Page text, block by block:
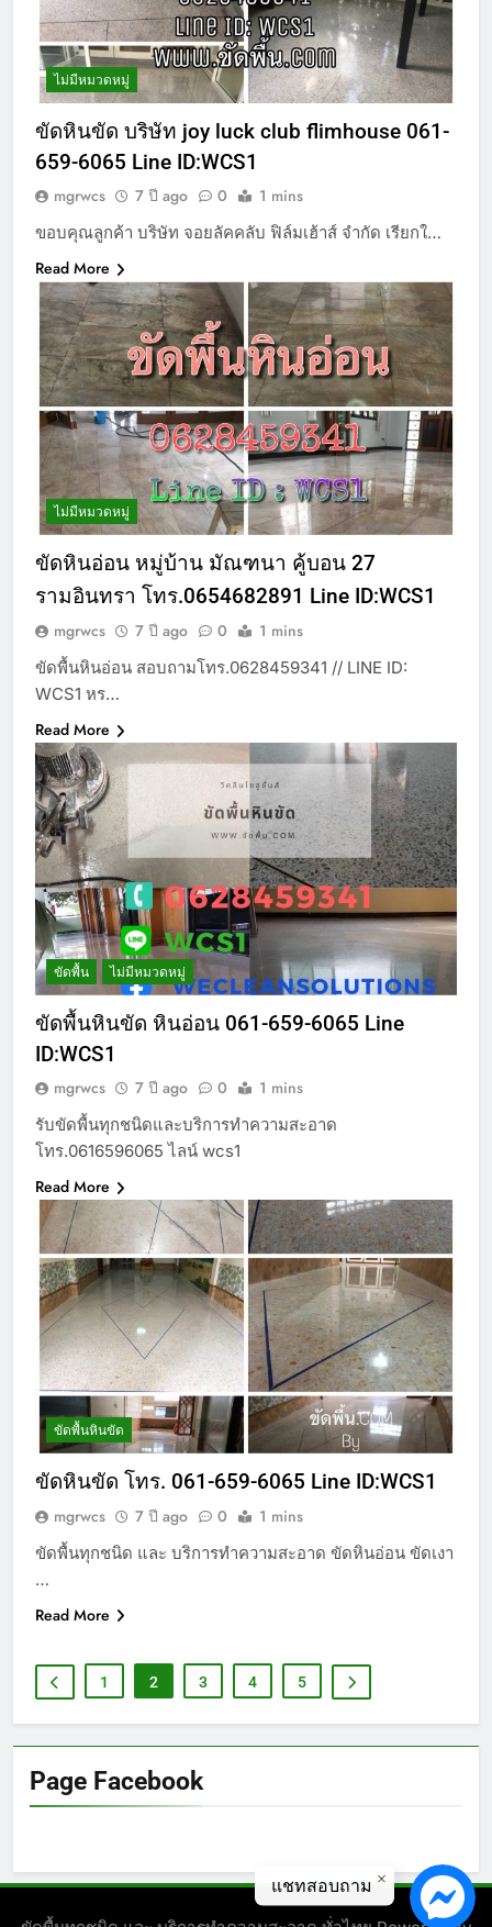
ไม่มีหมวดหมู่
ขัดหินขัด บริษัท joy luck club flimhouse 061-
659-6065 Line ID:WCS1
mgrwcs 7 ปี ago 0 1 mins
ขอบคุณลูกค้า บริษัท จอยลัคคลับ ฟิล์มเฮ้าส์ จำกัด เรียกใ…
Read More
ไม่มีหมวดหมู่
ขัดหินอ่อน หมู่บ้าน มัณฑนา คู้บอน 27
รามอินทรา โทร.0654682891 Line ID:WCS1
mgrwcs 7 ปี ago 0 1 mins
ขัดพื้นหินอ่อน สอบถามโทร.0628459341 // LINE ID:
WCS1 หร…
Read More
ขัดพื้น ไม่มีหมวดหมู่
ขัดพื้นหินขัด หินอ่อน 061-659-6065 Line
ID:WCS1
mgrwcs 7 ปี ago 0 1 mins
รับขัดพื้นทุกชนิดและบริการทำความสะอาด
โทร.0616596065 ไลน์ wcs1
Read More
ขัดพื้นหินขัด
ขัดหินขัด โทร. 061-659-6065 Line ID:WCS1
mgrwcs 7 ปี ago 0 1 mins
ขัดพื้นทุกชนิด และ บริการทำความสะอาด ขัดหินอ่อน ขัดเงา
…
Read More
1 2 3 4 5
Page Facebook
แชทสอบถาม